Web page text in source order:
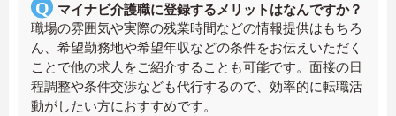
マイナビ介護職に登録するメリットはなんですか？
職場の雰囲気や実際の残業時間などの情報提供はもちろ
ん、希望勤務地や希望年収などの条件をお伝えいただく
ことで他の求人をご紹介することも可能です。面接の日
程調整や条件交渉なども代行するので、効率的に転職活
動がしたい方におすすめです。